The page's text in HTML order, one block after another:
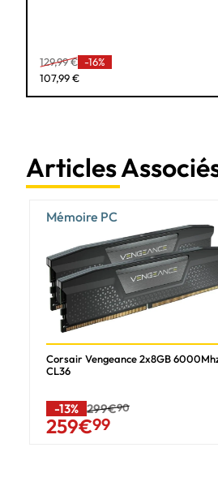
Nombre de ports/Contrôleur Ethernet
Norme(s) réseau
Wi-Fi
Connecteurs Disques
Nombre de slot(s) M.2
Modes RAID supportés
129,99 € -16%
107,99 €
Articles
Mémoire PC
Corsair Vengeance 2x8GB
CL36
-13% 299€90
259€99